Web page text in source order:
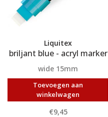
Liquitex
briljant blue - acryl marker
wide 15mm
Toevoegen aan
winkelwagen
€9,45